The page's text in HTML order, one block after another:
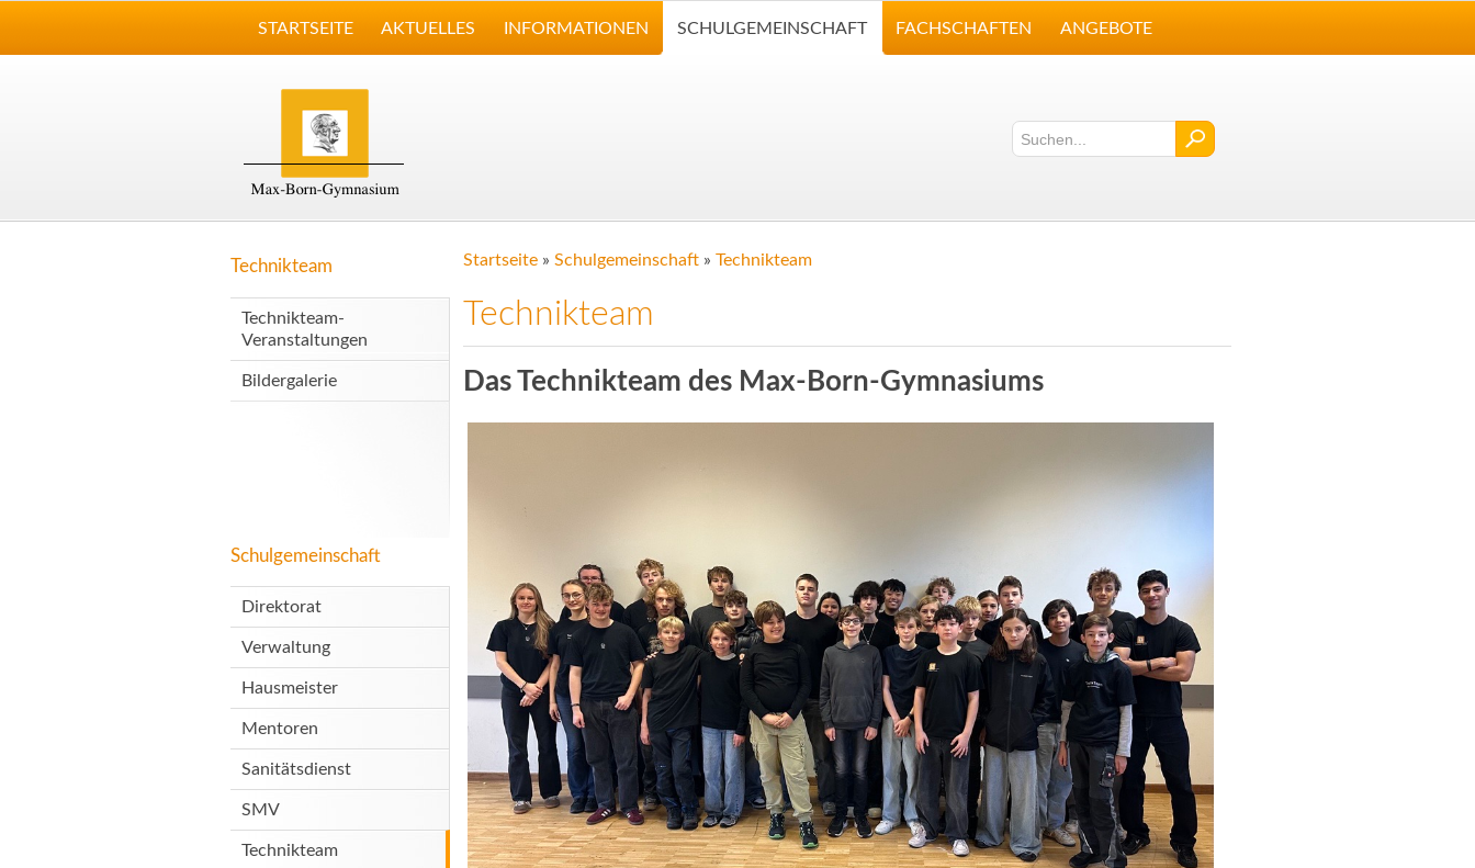
STARTSEITE AKTUELLES INFORMATIONEN SCHULGEMEINSCHAFT FACHSCHAFTEN ANGEBOTE
Technikteam
Technikteam-
Veranstaltungen
Bildergalerie
Schulgemeinschaft
Direktorat
Verwaltung
Hausmeister
Mentoren
Sanitätsdienst
SMV
Technikteam
Startseite » Schulgemeinschaft » Technikteam
Technikteam
Das Technikteam des Max-Born-Gymnasiums